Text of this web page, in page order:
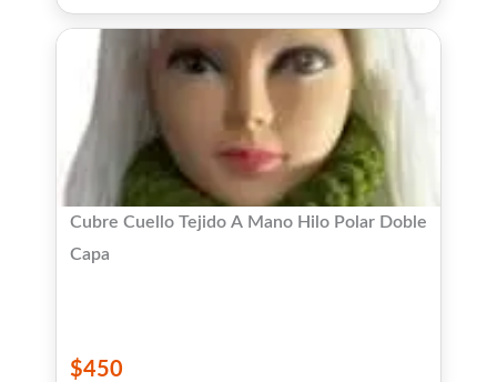
Cubre Cuello Tejido A Mano Hilo Polar Doble
Capa
$450